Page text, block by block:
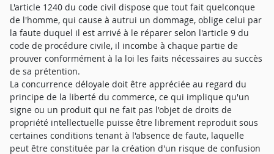
L'article 1240 du code civil dispose que tout fait quelconque
de l'homme, qui cause à autrui un dommage, oblige celui par
la faute duquel il est arrivé à le réparer selon l'article 9 du
code de procédure civile, il incombe à chaque partie de
prouver conformément à la loi les faits nécessaires au succès
de sa prétention.
La concurrence déloyale doit être appréciée au regard du
principe de la liberté du commerce, ce qui implique qu'un
signe ou un produit qui ne fait pas l'objet de droits de
propriété intellectuelle puisse être librement reproduit sous
certaines conditions tenant à l'absence de faute, laquelle
peut être constituée par la création d'un risque de confusion